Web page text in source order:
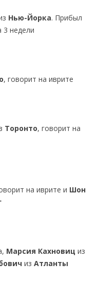
Нью-Йорка. Прибыл
3 недели
, говорит на иврите
Торонто, говорит на
на иврите и Шон
Марсия Кахновиц из
из Атланты